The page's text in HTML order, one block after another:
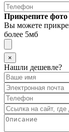
Прикрепите фото
Вы можете
более 5мб
×
Нашли дешевле?